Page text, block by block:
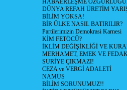
HABAERLEŞME
DÜNYA REFAH ÜRETİM
BİLİM YOKSA!
BİR ÜLKE NASIL BATIRILIR?
Partilerimizin Demokrasi Karnesi
KİM FETÖCÜ?
İKLİM DEĞİŞİKLİĞİ VE
MERHAMET, EMEK VE
SURİYE ÇIKMAZI!
CEZA ve VERGİ ADALETİ
NAMUS
BİLİM SORUNUMUZ!!